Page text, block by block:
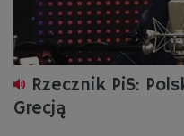
Rzecznik PiS:
Grecją